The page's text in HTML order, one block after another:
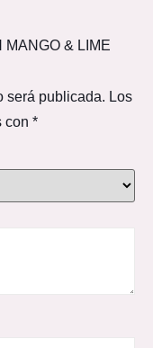
MANGO & LIME
será publicada. Los
con *